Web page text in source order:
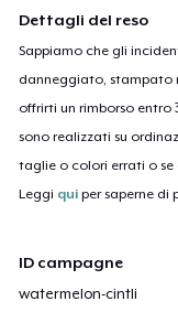
Dettagli del reso
Sappiamo che gli
danneggiato, stampato
offrirti un rimborso
sono realizzati su
taglie o colori errati o se
Leggi qui per saperne di
ID campagne
watermelon-cintli